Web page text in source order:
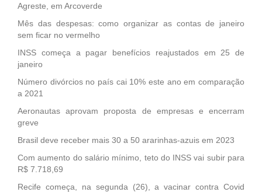
Agreste, em Arcoverde
Mês das despesas: como organizar as contas de janeiro
sem ficar no vermelho
INSS começa a pagar benefícios reajustados em 25 de
janeiro
Número divórcios no país cai 10% este ano em comparação
a 2021
Aeronautas aprovam proposta de empresas e encerram
greve
Brasil deve receber mais 30 a 50 ararinhas-azuis em 2023
Com aumento do salário mínimo, teto do INSS vai subir para
R$ 7.718,69
Recife começa, na segunda (26), a vacinar contra Covid